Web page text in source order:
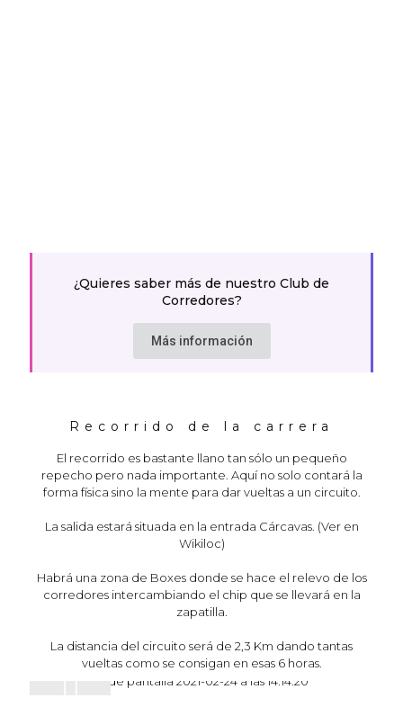
¿Quieres saber más de nuestro Club de
Corredores?
Más información
Recorrido de la carrera
El recorrido es bastante llano tan sólo un pequeño
repecho pero nada importante. Aquí no solo contará la
forma física sino la mente para dar vueltas a un circuito.
La salida estará situada en la entrada Cárcavas. (Ver en
Wikiloc)
Habrá una zona de Boxes donde se hace el relevo de los
corredores intercambiando el chip que se llevará en la
zapatilla.
La distancia del circuito será de 2,3 Km dando tantas
vueltas como se consigan en esas 6 horas.